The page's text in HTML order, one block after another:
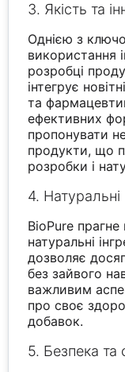
3. Якість та
Однією з
використання
розробці
інтегрує
та
ефективних
пропонувати
продукти, що
розробки і
4.
BioPure
натуральні
дозволяє
без зайвого
важливим
про своє
добавок.
5. Безпека та